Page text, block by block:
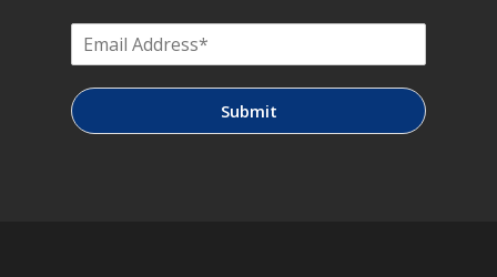
Submit